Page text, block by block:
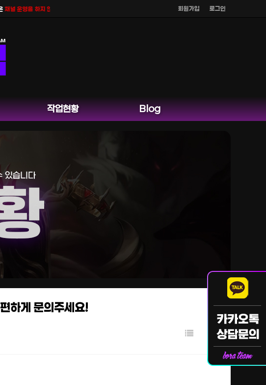
회원가입 로그인
영을 하지 않으며 공식 홈페이지 카카오톡 외 다른 채팅은 운영하지 않습니다.
작업현황 Blog
게 문의주세요!